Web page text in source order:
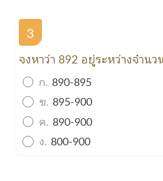
3
จงหาว่า 892 อยู่ระหว่างจำน
ก. 890-895
ข. 895-900
ค. 890-900
ง. 800-900